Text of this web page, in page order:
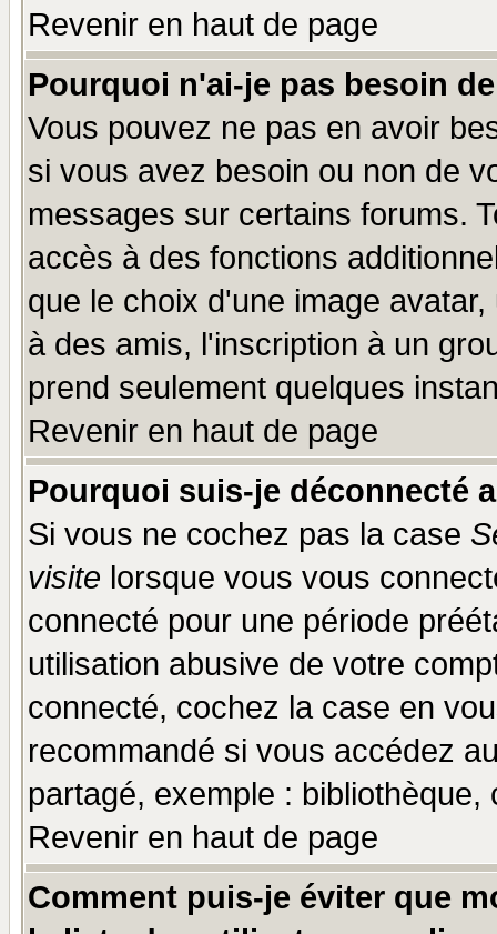
Revenir en haut de page
Pourquoi n'ai-je pas besoin
Vous pouvez ne pas en avoir
si vous avez besoin ou non de
messages sur certains forums.
accès à des fonctions
que le choix d'une image
à des amis, l'inscription à un
prend seulement quelques
Revenir en haut de page
Pourquoi suis-je déconnecté
Si vous ne cochez pas la case
visite lorsque vous vous
connecté pour une période
utilisation abusive de votre
connecté, cochez la case en
recommandé si vous accédez
partagé, exemple :
Revenir en haut de page
Comment puis-je éviter que